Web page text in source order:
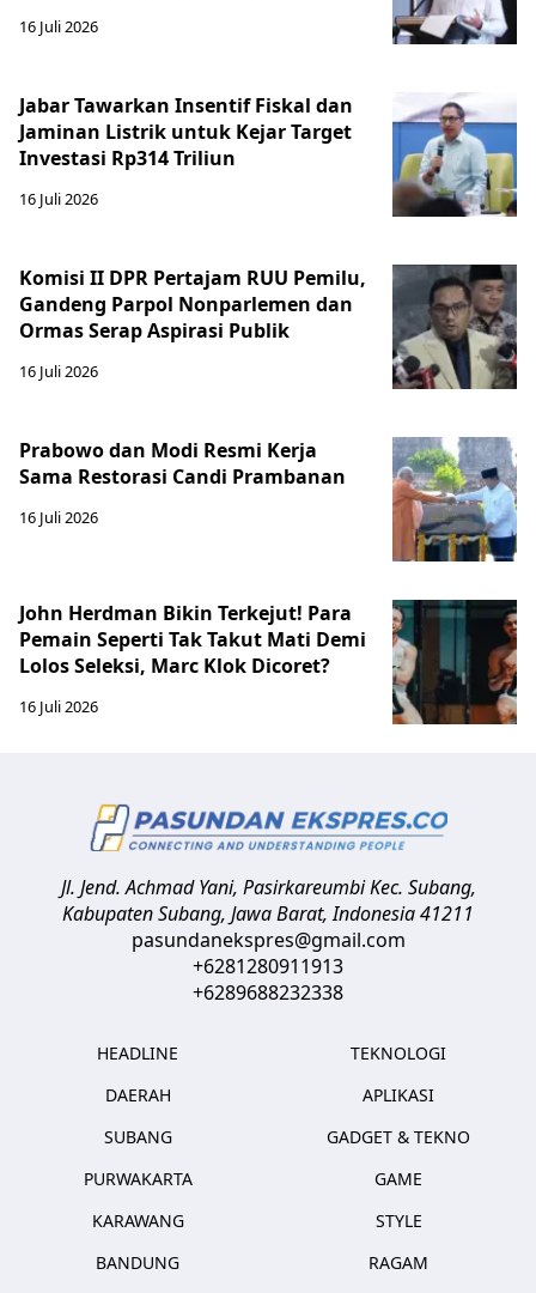
16 Juli 2026
Jabar Tawarkan Insentif Fiskal dan
Jaminan Listrik untuk Kejar Target
Investasi Rp314 Triliun
16 Juli 2026
Komisi II DPR Pertajam RUU Pemilu,
Gandeng Parpol Nonparlemen dan
Ormas Serap Aspirasi Publik
16 Juli 2026
Prabowo dan Modi Resmi Kerja
Sama Restorasi Candi Prambanan
16 Juli 2026
John Herdman Bikin Terkejut! Para
Pemain Seperti Tak Takut Mati Demi
Lolos Seleksi, Marc Klok Dicoret?
16 Juli 2026
Jl. Jend. Achmad Yani, Pasirkareumbi Kec. Subang,
Kabupaten Subang, Jawa Barat,Indonesia41211
pasundanekspres@gmail.com
+6281280911913
+6289688232338
HEADLINE
DAERAH
SUBANG
PURWAKARTA
KARAWANG
BANDUNG
TEKNOLOGI
APLIKASI
GADGET & TEKNO
GAME
STYLE
RAGAM